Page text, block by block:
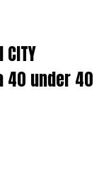
40 under 40